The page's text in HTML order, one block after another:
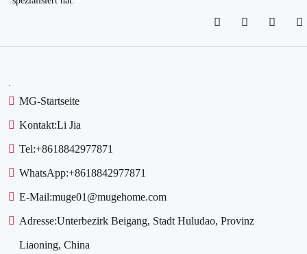
MG-Startseite
Kontakt:Li Jia
Tel:+8618842977871
WhatsApp:+8618842977871
E-Mail:muge01@mugehome.com
Adresse:Unterbezirk Beigang, Stadt Huludao, Provinz
Liaoning, China